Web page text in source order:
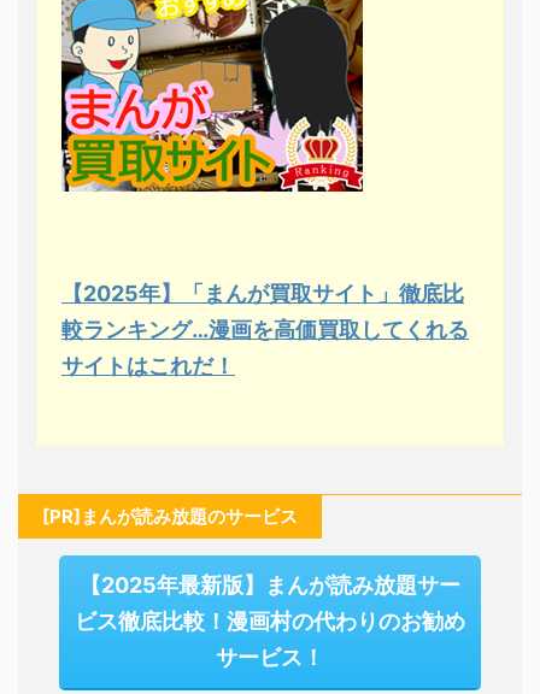
【2025年】「まんが買取サイト」徹底比
較ランキング…漫画を高価買取してくれる
サイトはこれだ！
[PR]まんが読み放題のサービス
【2025年最新版】まんが読み放題サー
ビス徹底比較！漫画村の代わりのお勧め
サービス！